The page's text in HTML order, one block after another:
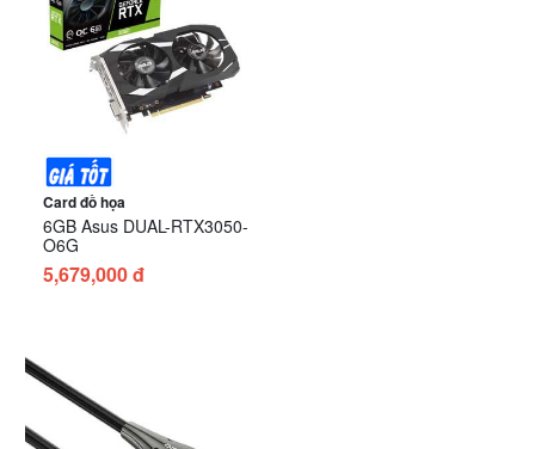
Card đồ họa
6GB Asus DUAL-RTX3050-
O6G
5,679,000 đ